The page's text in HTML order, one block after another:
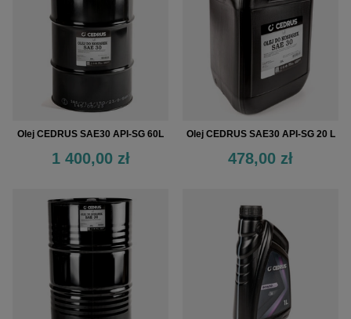
Olej CEDRUS SAE30 API-SG 60L
1 400,00 zł
Olej CEDRUS SAE30 API-SG 20 L
478,00 zł